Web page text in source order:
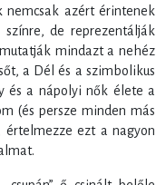
nemcsak azért érintenek
de reprezentálják
mindazt a nehéz
a Dél és a szimbolikus
és a nápolyi nők élete a
(és persze minden más
értelmezze ezt a nagyon